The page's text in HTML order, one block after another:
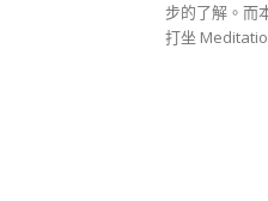
步的了解。而
打坐